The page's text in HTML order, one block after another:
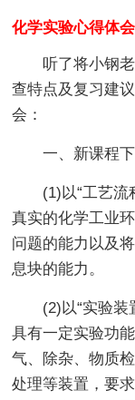
化学实验心得体
听了将小钢老
查特点及复习建
会：
一、新课程
(1)以“工艺流程
真实的化学工业
问题的能力以及
息块的能力。
(2)以“实验装置
具有一定实验功
气、除杂、物质
处理等装置，要